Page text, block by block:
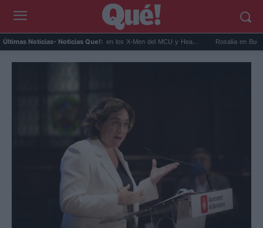
Últimas Noticias- Noticias Que!:
Kit Connor será Cíclope en los X-Men del MCU y Hea... Rosalía en Buenos